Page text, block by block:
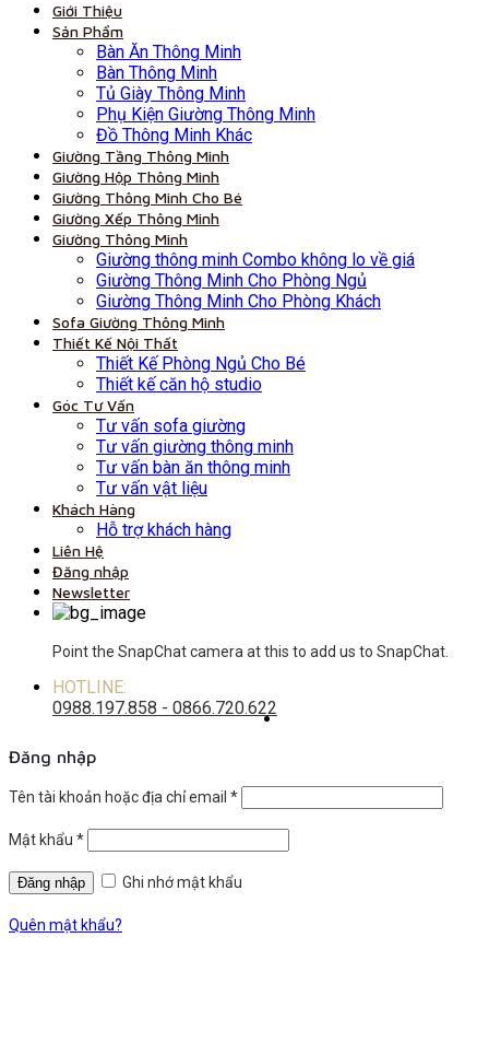
Giới Thiệu
Sản Phẩm
Bàn Ăn Thông Minh
Bàn Thông Minh
Tủ Giày Thông Minh
Phụ Kiện Giường Thông Minh
Đồ Thông Minh Khác
Giường Tầng Thông Minh
Giường Hộp Thông Minh
Giường Thông Minh Cho Bé
Giường Xếp Thông Minh
Giường Thông Minh
Giường thông minh Combo không lo về giá
Giường Thông Minh Cho Phòng Ngủ
Giường Thông Minh Cho Phòng Khách
Sofa Giường Thông Minh
Thiết Kế Nội Thất
Thiết Kế Phòng Ngủ Cho Bé
Thiết kế căn hộ studio
Góc Tư Vấn
Tư vấn sofa giường
Tư vấn giường thông minh
Tư vấn bàn ăn thông minh
Tư vấn vật liệu
Khách Hàng
Hỗ trợ khách hàng
Liên Hệ
Đăng nhập
Newsletter
Point the SnapChat camera at this to add us to SnapChat.
HOTLINE:
0988.197.858 - 0866.720.622
Đăng nhập
Tên tài khoản hoặc địa chỉ email *
Mật khẩu *
Ghi nhớ mật khẩu
Quên mật khẩu?